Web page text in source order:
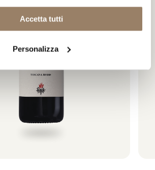
Accetta tutti
Personalizza